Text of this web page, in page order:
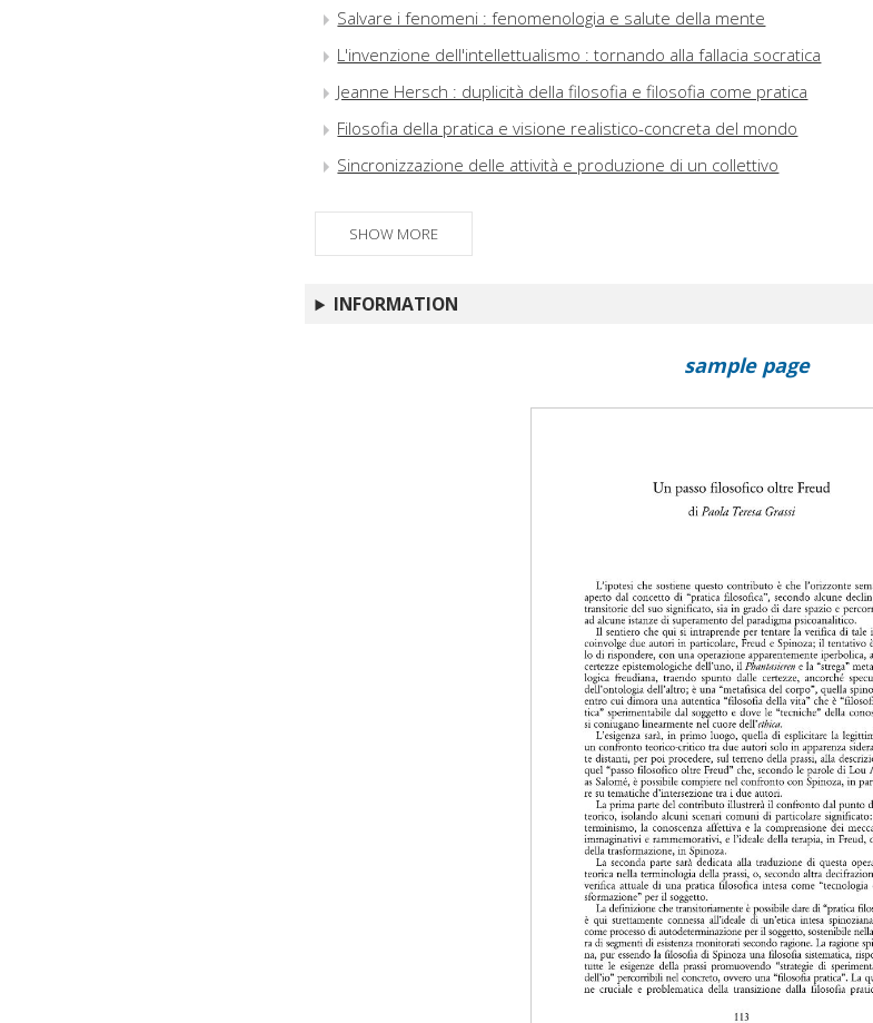
Salvare i fenomeni : fenomenologia e salute della mente
L'invenzione dell'intellettualismo : tornando alla fallacia socratica
Jeanne Hersch : duplicità della filosofia e filosofia come pratica
Filosofia della pratica e visione realistico-concreta del mondo
Sincronizzazione delle attività e produzione di un collettivo
SHOW MORE
INFORMATION
sample page